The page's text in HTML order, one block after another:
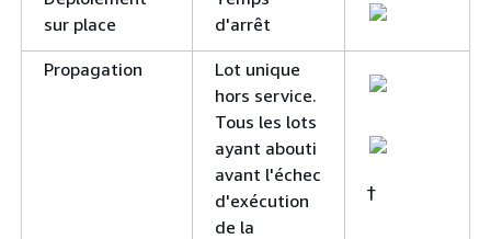
sur place
d'arrêt
Propagation
Lot unique
hors service.
Tous les lots
ayant abouti
avant l'échec
d'exécution
de la
†